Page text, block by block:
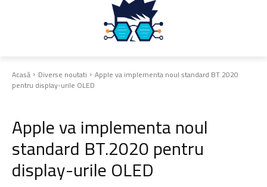
Acasă Diverse noutati Apple va implementa noul standard BT.2020
pentru display-urile OLED
Apple va implementa noul
standard BT.2020 pentru
display-urile OLED